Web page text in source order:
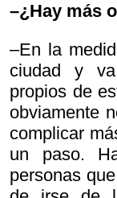
–¿Hay más
–En la
ciudad y va
propios de
obviamente
complicar
un paso.
personas